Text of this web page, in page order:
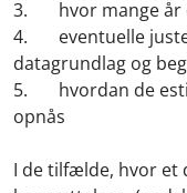
3. hvor mange år
4. eventuelle
datagrundlag og
5. hvordan de
opnås
I de tilfælde, hvor et